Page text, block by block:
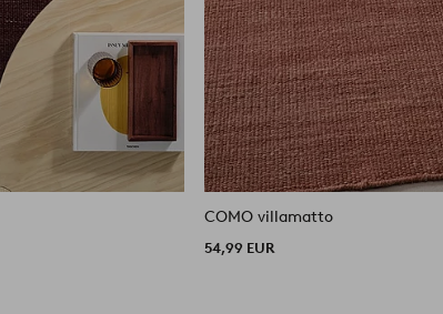
COMO villamatto
54,99 EUR